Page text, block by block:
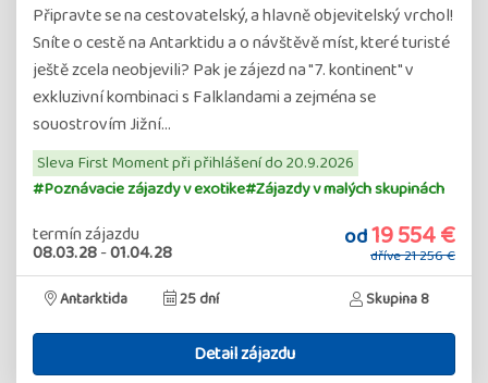
Připravte se na cestovatelský, a hlavně objevitelský vrchol!
Sníte o cestě na Antarktidu a o návštěvě míst, které turisté
ještě zcela neobjevili? Pak je zájezd na "7. kontinent" v
exkluzivní kombinaci s Falklandami a zejména se
souostrovím Jižní…
Sleva First Moment při přihlášení do 20.9.2026
#Poznávacie zájazdy v exotike#Zájazdy v malých skupinách
termín zájazdu
08.03.28-01.04.28 od19 554 €
dříve21 256 €
Antarktida 25 dní Skupina 8
Detail zájazdu